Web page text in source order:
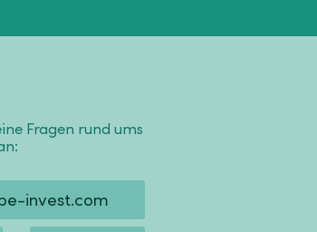
Fragen rund ums
invest.com